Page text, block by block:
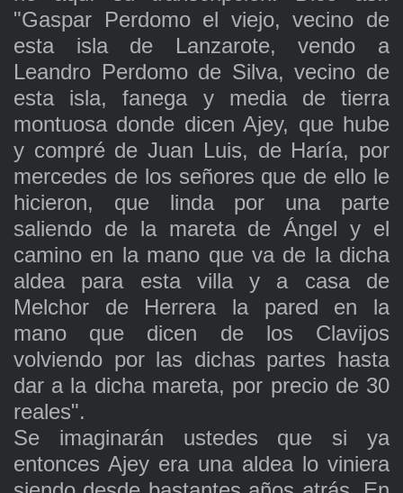
"Gaspar Perdomo el viejo, vecino de
esta isla de Lanzarote, vendo a
Leandro Perdomo de Silva, vecino de
esta isla, fanega y media de tierra
montuosa donde dicen Ajey, que hube
y compré de Juan Luis, de Haría, por
mercedes de los señores que de ello le
hicieron, que linda por una parte
saliendo de la mareta de Ángel y el
camino en la mano que va de la dicha
aldea para esta villa y a casa de
Melchor de Herrera la pared en la
mano que dicen de los Clavijos
volviendo por las dichas partes hasta
dar a la dicha mareta, por precio de 30
reales".
Se imaginarán ustedes que si ya
entonces Ajey era una aldea lo viniera